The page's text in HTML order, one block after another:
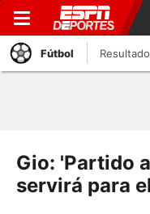
Fútbol
Gio: 'Partido
servirá para